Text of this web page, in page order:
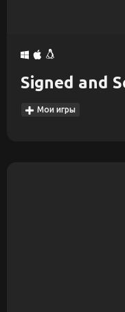
Signed and
Мои игры